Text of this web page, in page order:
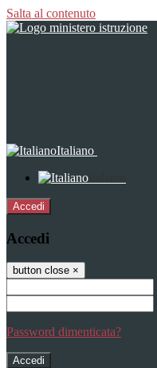
Salta al contenuto
Italiano
Accedi
Accedi
button close ×
Password dimenticata?